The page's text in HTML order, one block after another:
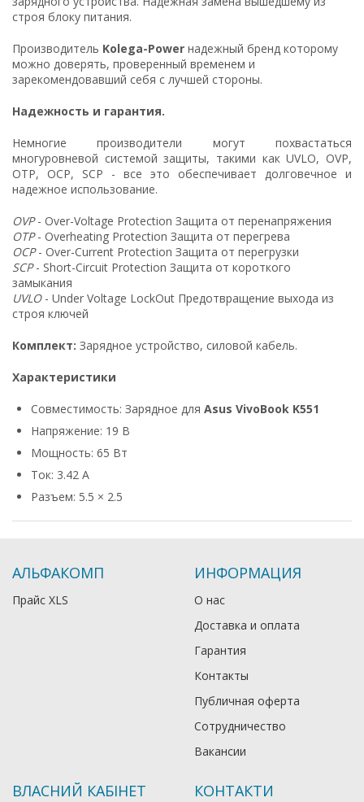
строя блоку питания.
Производитель Kolega-Power надежный бренд которому
можно доверять, проверенный временем и
зарекомендовавший себя с лучшей стороны.
Надежность и гарантия.
Немногие производители могут похвастаться
многуровневой системой защиты, такими как UVLO, OVP,
OTP, OCP, SCP - все это обеспечивает долговечное и
надежное использование.
OVP- Over-Voltage Protection Защита от перенапряжения
OTP- Overheating Protection Защита от перегрева
OCP- Over-Current Protection Защита от перегрузки
SCP- Short-Circuit Protection Защита от короткого
замыкания
UVLO- Under Voltage LockOut Предотвращение выхода из
строя ключей
Комплект: Зарядное устройство, силовой кабель.
Характеристики
Совместимость: Зарядное для Asus VivoBook K551
Напряжение: 19 В
Мощность: 65 Вт
Ток: 3.42 А
Разъем: 5.5 × 2.5
АЛЬФАКОМП
Прайс XLS
ИНФОРМАЦИЯ
О нас
Доставка и оплата
Гарантия
Контакты
Публичная оферта
Сотрудничество
Вакансии
ВЛАСНИЙ КАБІНЕТ КОНТАКТИ